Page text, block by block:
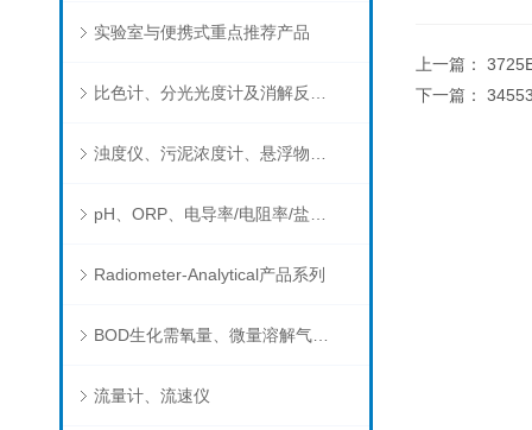
实验室与便携式重点推荐产品
Radiometer-Analytical产品系列
BOD生化需氧量、微量溶解气体和现场水质测试组件以及其他分析仪
流量计、流速仪
上一篇：
下一篇：